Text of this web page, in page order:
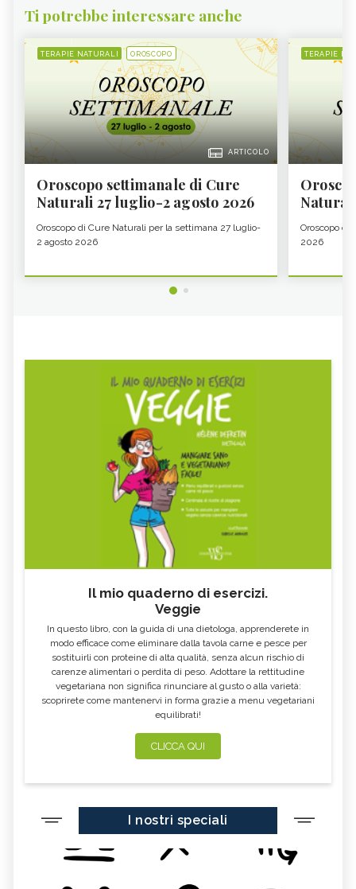
Ti potrebbe interessare anche
TERAPIE NATURALI OROSCOPO
ARTICOLO
Oroscopo settimanale di Cure
Naturali 27 luglio-2 agosto 2026
Oroscopo di Cure Naturali per la settimana 27 luglio-
2 agosto 2026
TERAPIE
Oroscopo di
2026
Il mio quaderno di esercizi.
Veggie
In questo libro, con la guida di una dietologa, apprenderete in
modo efficace come eliminare dalla tavola carne e pesce per
sostituirli con proteine di alta qualità, senza alcun rischio di
carenze alimentari o perdita di peso. Adottare la rettitudine
vegetariana non significa rinunciare al gusto o alla varietà:
scoprirete come mantenervi in forma grazie a menu vegetariani
equilibrati!
CLICCA QUI
I nostri speciali